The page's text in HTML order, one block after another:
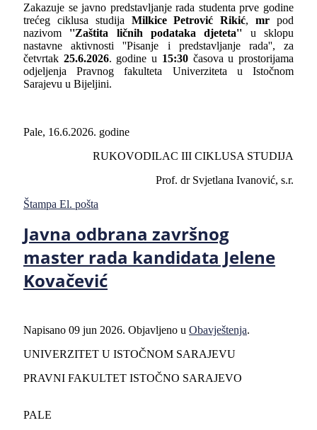
Zakazuje se javno predstavljanje rada studenta prve godine
trećeg ciklusa studija Milkice Petrović Rikić,mr pod
nazivom ''Zaštita ličnih podataka djeteta'' u sklopu
nastavne aktivnosti ''Pisanje i predstavljanje rada'', za
četvrtak 25.6.2026. godine u 15:30časova u prostorijama
odjeljenja Pravnog fakulteta Univerziteta u Istočnom
Sarajevu u Bijeljini.
Pale, 16.6.2026. godine
RUKOVODILAC III CIKLUSA STUDIJA
Prof. dr Svjetlana Ivanović, s.r.
Štampa El. pošta
Javna odbrana završnog
master rada kandidata Jelene
Kovačević
Napisano 09 jun 2026. Objavljeno u Obavještenja.
UNIVERZITET U ISTOČNOM SARAJEVU
PRAVNI FAKULTET ISTOČNO SARAJEVO
PALE